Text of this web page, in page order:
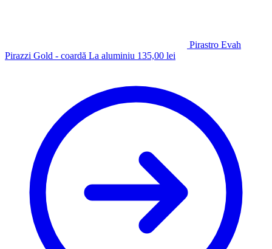
Pirastro Evah
Pirazzi Gold - coardă La aluminiu 135,00 lei